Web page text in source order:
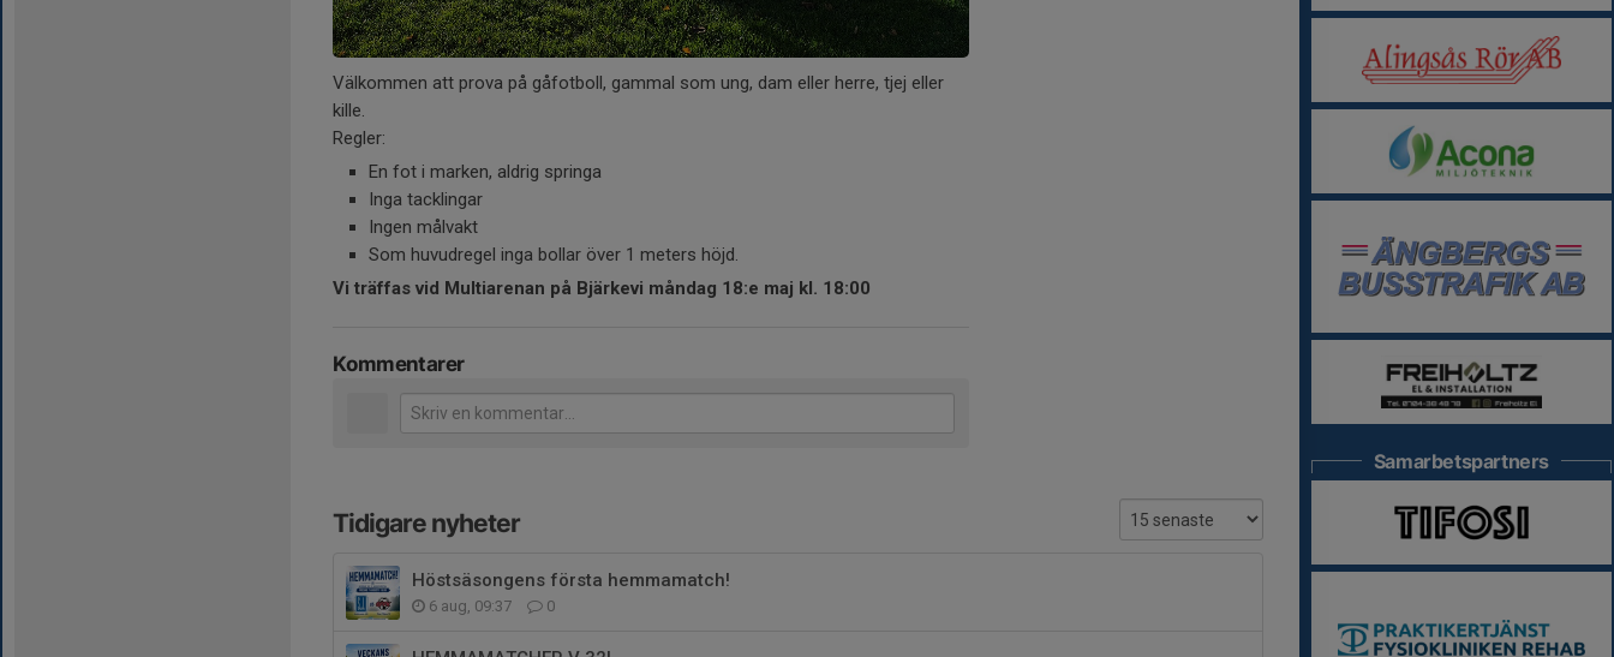
Välkommen att prova på gåfotboll, gammal som ung, dam eller herre, tjej eller
kille.
Regler:
En fot i marken, aldrig springa
Inga tacklingar
Ingen målvakt
Som huvudregel inga bollar över 1 meters höjd.
Vi träffas vid Multiarenan på Bjärkevi måndag 18:e maj kl. 18:00
Kommentarer
Tidigare nyheter
Höstsäsongens första hemmamatch!
6 aug, 09:37 0
Samarbetspartners